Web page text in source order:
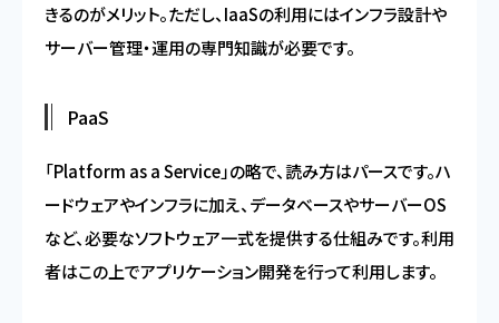
きるのがメリット。ただし、IaaSの利用にはインフラ設計や
サーバー管理・運用の専門知識が必要です。
PaaS
「Platform as a Service」の略で、読み方はパースです。ハ
ードウェアやインフラに加え、データベースやサーバーOS
など、必要なソフトウェア一式を提供する仕組みです。利用
者はこの上でアプリケーション開発を行って利用します。